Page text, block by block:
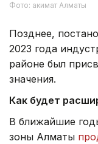
Фото: акимат Алматы
Позднее,
2023 года
районе был
значения.
Как будет
В ближайшие
зоны Алматы